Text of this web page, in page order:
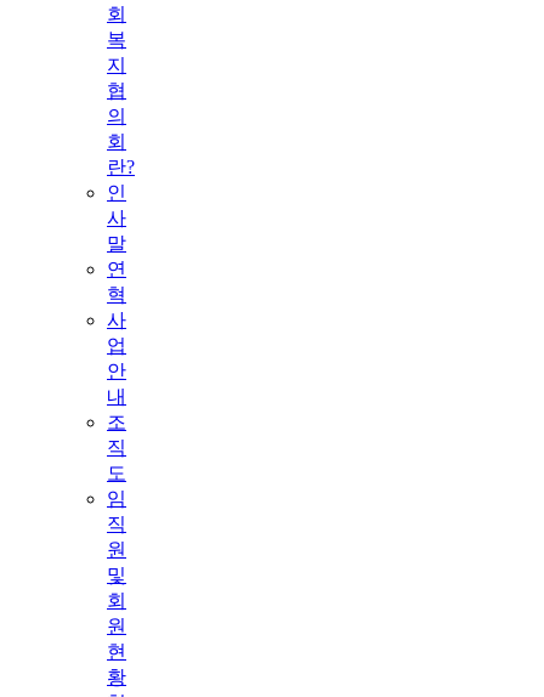
회
복
지
협
의
회
란?
인
사
말
연
혁
사
업
안
내
조
직
도
임
직
원
및
회
원
현
황